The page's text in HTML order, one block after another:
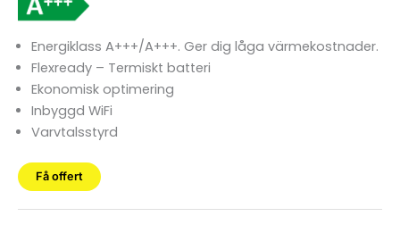
Energiklass A+++/A+++. Ger dig låga värmekostnader.
Flexready – Termiskt batteri
Ekonomisk optimering
Inbyggd WiFi
Varvtalsstyrd
Få offert